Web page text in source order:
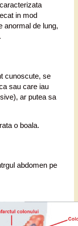
in mod
anormal de lung,
cunoscute, se
sau care iau
ar putea sa
o boala.
abdomen pe